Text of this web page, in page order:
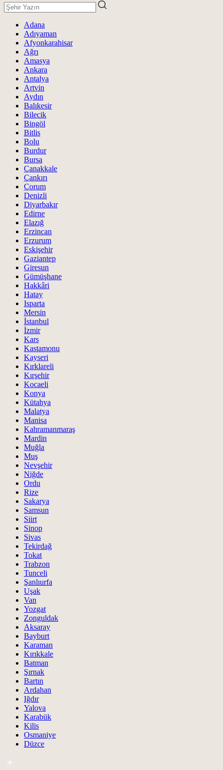
Adana
Adıyaman
Afyonkarahisar
Ağrı
Amasya
Ankara
Antalya
Artvin
Aydın
Balıkesir
Bilecik
Bingöl
Bitlis
Bolu
Burdur
Bursa
Çanakkale
Çankırı
Çorum
Denizli
Diyarbakır
Edirne
Elazığ
Erzincan
Erzurum
Eskişehir
Gaziantep
Giresun
Gümüşhane
Hakkâri
Hatay
Isparta
Mersin
İstanbul
İzmir
Kars
Kastamonu
Kayseri
Kırklareli
Kırşehir
Kocaeli
Konya
Kütahya
Malatya
Manisa
Kahramanmaraş
Mardin
Muğla
Muş
Nevşehir
Niğde
Ordu
Rize
Sakarya
Samsun
Siirt
Sinop
Sivas
Tekirdağ
Tokat
Trabzon
Tunceli
Şanlıurfa
Uşak
Van
Yozgat
Zonguldak
Aksaray
Bayburt
Karaman
Kırıkkale
Batman
Şırnak
Bartın
Ardahan
Iğdır
Yalova
Karabük
Kilis
Osmaniye
Düzce